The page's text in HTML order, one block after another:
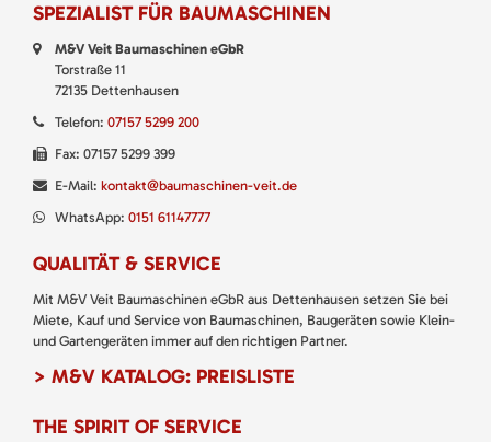
SPEZIALIST FÜR BAUMASCHINEN
M&V Veit Baumaschinen eGbR
Torstraße 11
72135 Dettenhausen
Telefon: 07157 5299 200
Fax: 07157 5299 399
E-Mail: kontakt@baumaschinen-veit.de
WhatsApp: 0151 61147777
QUALITÄT & SERVICE
Mit M&V Veit Baumaschinen eGbR aus Dettenhausen setzen Sie bei
Miete, Kauf und Service von Baumaschinen, Baugeräten sowie Klein-
und Gartengeräten immer auf den richtigen Partner.
> M&V KATALOG: PREISLISTE
THE SPIRIT OF SERVICE